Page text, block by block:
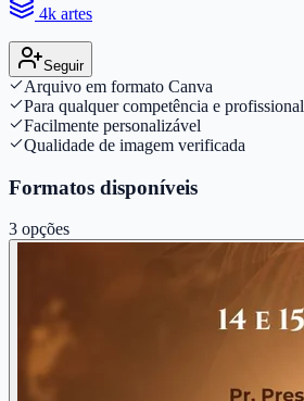
4k artes
Seguir
Arquivo em formato Canva
Para qualquer competência e profissional
Facilmente personalizável
Qualidade de imagem verificada
Formatos disponíveis
3 opções